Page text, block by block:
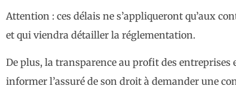
Attention : ces délais ne s’appliqueront qu’aux
et qui viendra détailler la réglementation.
De plus, la transparence au profit des entreprises
informer l’assuré de son droit à demander une